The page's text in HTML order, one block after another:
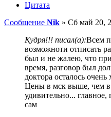
Цитата
Сообщение Nik » Сб май 20,
Кудря!!! писал(а):Всем
возможноти отписать
был и не жалею, что
время, разговор был
доктора осталось
Цены в мск выше, чем
удивительно... главное,
сам